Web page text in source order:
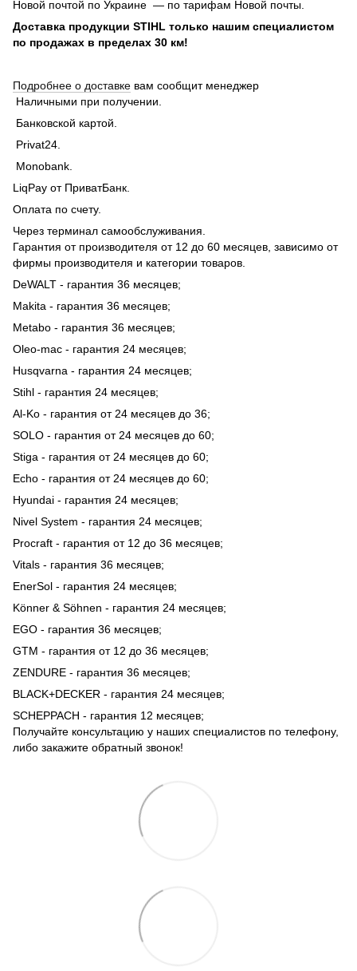
Новой почтой по Украине — по тарифам Новой почты.
Доставка продукции STIHL только нашим специалистом
по продажах в пределах 30 км!
Подробнее о доставке вам сообщит менеджер
Наличными при получении.
Банковской картой.
Privat24.
Monobank.
LiqPay от ПриватБанк.
Оплата по счету.
Через терминал самообслуживания.
Гарантия от производителя от 12 до 60 месяцев, зависимо от
фирмы производителя и категории товаров.
DeWALT - гарантия 36 месяцев;
Makita - гарантия 36 месяцев;
Metabo - гарантия 36 месяцев;
Oleo-mac - гарантия 24 месяцев;
Husqvarna - гарантия 24 месяцев;
Stihl - гарантия 24 месяцев;
Al-Ko - гарантия от 24 месяцев до 36;
SOLO - гарантия от 24 месяцев до 60;
Stiga - гарантия от 24 месяцев до 60;
Echo - гарантия от 24 месяцев до 60;
Hyundai - гарантия 24 месяцев;
Nivel System - гарантия 24 месяцев;
Procraft - гарантия от 12 до 36 месяцев;
Vitals - гарантия 36 месяцев;
EnerSol - гарантия 24 месяцев;
Könner & Söhnen - гарантия 24 месяцев;
EGO - гарантия 36 месяцев;
GTM - гарантия от 12 до 36 месяцев;
ZENDURE - гарантия 36 месяцев;
BLACK+DECKER - гарантия 24 месяцев;
SCHEPPACH - гарантия 12 месяцев;
Получайте консультацию у наших специалистов по телефону,
либо закажите обратный звонок!